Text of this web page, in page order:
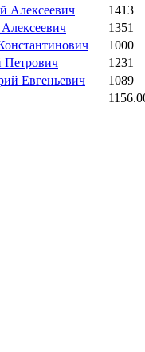
Алексеевич
1413
1351
1000
Петрович
1231
Евгеньевич
1089